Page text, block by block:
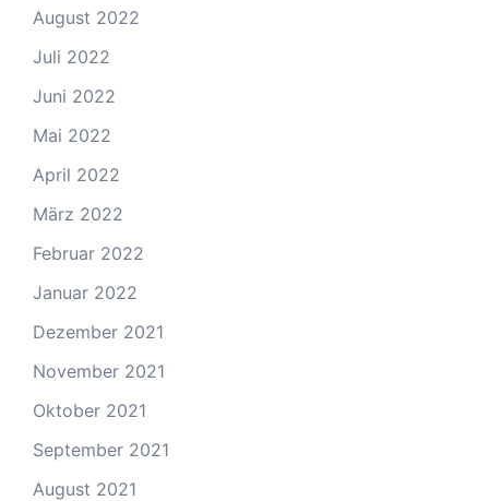
August 2022
Juli 2022
Juni 2022
Mai 2022
April 2022
März 2022
Februar 2022
Januar 2022
Dezember 2021
November 2021
Oktober 2021
September 2021
August 2021